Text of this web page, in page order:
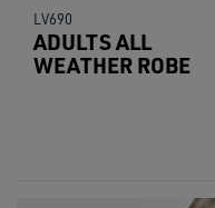
LV690
ADULTS ALL
WEATHER ROBE